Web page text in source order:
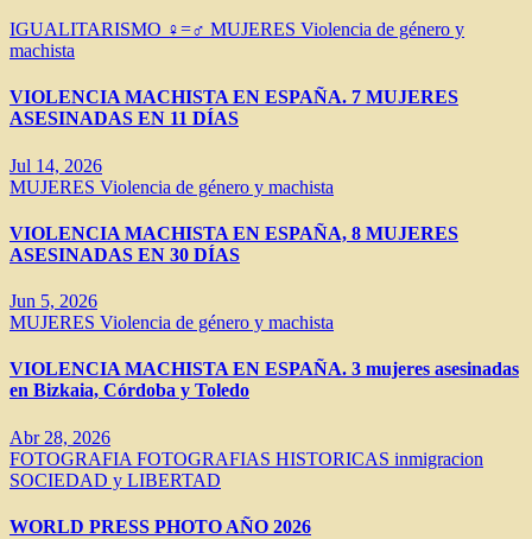
IGUALITARISMO ♀=♂ MUJERES Violencia de género y
machista
VIOLENCIA MACHISTA EN ESPAÑA. 7 MUJERES
ASESINADAS EN 11 DÍAS
Jul 14, 2026
MUJERES Violencia de género y machista
VIOLENCIA MACHISTA EN ESPAÑA, 8 MUJERES
ASESINADAS EN 30 DÍAS
Jun 5, 2026
MUJERES Violencia de género y machista
VIOLENCIA MACHISTA EN ESPAÑA. 3 mujeres asesinadas
en Bizkaia, Córdoba y Toledo
Abr 28, 2026
FOTOGRAFIA FOTOGRAFIAS HISTORICAS inmigracion
SOCIEDAD y LIBERTAD
WORLD PRESS PHOTO AÑO 2026